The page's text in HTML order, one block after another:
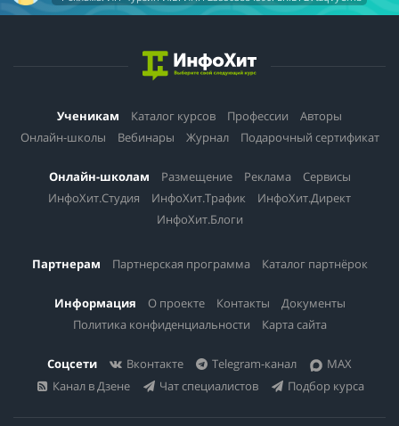
Ученикам Каталог курсов Профессии
Авторы
Онлайн-школы
Вебинары Журнал Подарочный сертификат
Онлайн-школам Размещение Реклама
Сервисы
ИнфоХит.Студия
ИнфоХит.Трафик
ИнфоХит.Директ
ИнфоХит.Блоги
Партнерам Партнерская программа Каталог партнёрок
Информация О проекте Контакты
Документы
Политика конфиденциальности
Карта сайта
Соцсети Вконтакте Telegram-канал
MAX
Канал в Дзене
Чат специалистов Подбор курса